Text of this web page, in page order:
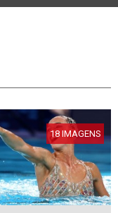
18 IMAGENS